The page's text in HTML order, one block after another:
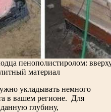
пенополистиролом:
материал
укладывать немного
в вашем регионе. Для
глубину,